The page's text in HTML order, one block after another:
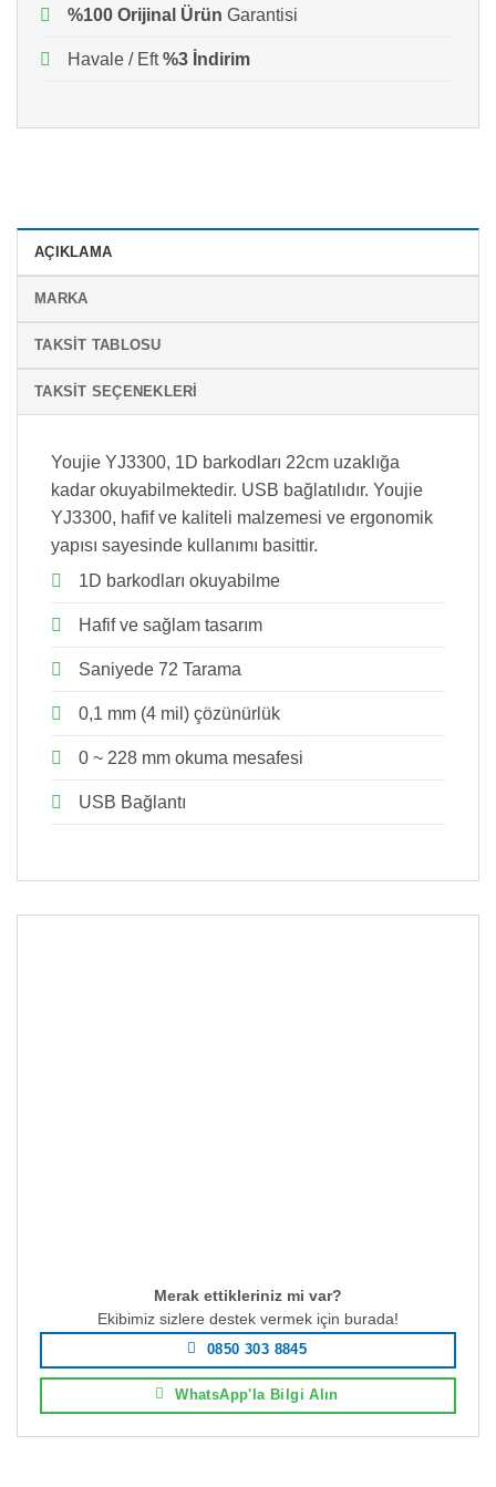
%100 Orijinal Ürün Garantisi
Havale / Eft%3 İndirim
AÇIKLAMA
MARKA
TAKSIT TABLOSU
TAKSIT SEÇENEKLERI
Youjie YJ3300, 1D barkodları 22cm uzaklığa
kadar okuyabilmektedir. USB bağlatılıdır. Youjie
YJ3300, hafif ve kaliteli malzemesi ve ergonomik
yapısı sayesinde kullanımı basittir.
1D barkodları okuyabilme
Hafif ve sağlam tasarım
Saniyede 72 Tarama
0,1 mm (4 mil) çözünürlük
0 ~ 228 mm okuma mesafesi
USB Bağlantı
Merak ettikleriniz mi var?
Ekibimiz sizlere destek vermek için burada!
0850 303 8845
WhatsApp'la Bilgi Alın